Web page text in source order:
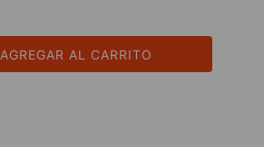
AGREGAR AL CARRITO